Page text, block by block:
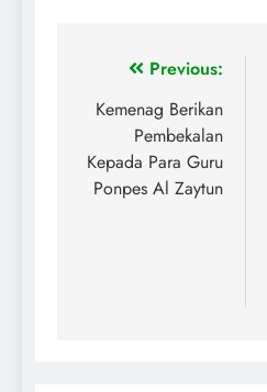
Previous:
Kemenag Berikan
Pembekalan
Kepada Para Guru
Ponpes Al Zaytun